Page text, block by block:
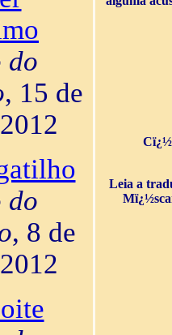
do
, 15 de
do
, 8 de
Leia a